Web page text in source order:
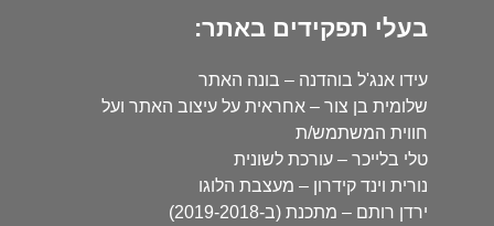
בעלי תפקידים באתר:
עידו אנג'ל בוהדנה – בונה האתר
שלומית בן צור – אחראית על עיצוב האתר ועל
חווית המשתמש/ת
טלי בלייכר – עורכת לשונית
נורית וינד קידרון – מעצבת הלוגו
ירדן רותם – מתכנת (ב-2019-2018)